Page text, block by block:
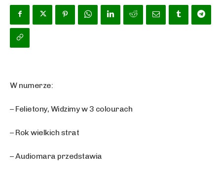
W numerze:
– Felietony, Widzimy w 3 colourach
– Rok wielkich strat
– Audiomara przedstawia